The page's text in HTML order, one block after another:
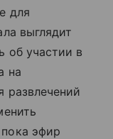
для
выглядит
об участии в
на
развлечений
эфир